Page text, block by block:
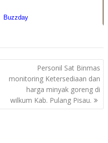
Personil Sat Binmas
monitoring Ketersediaan dan
harga minyak goreng di
wilkum Kab. Pulang Pisau.